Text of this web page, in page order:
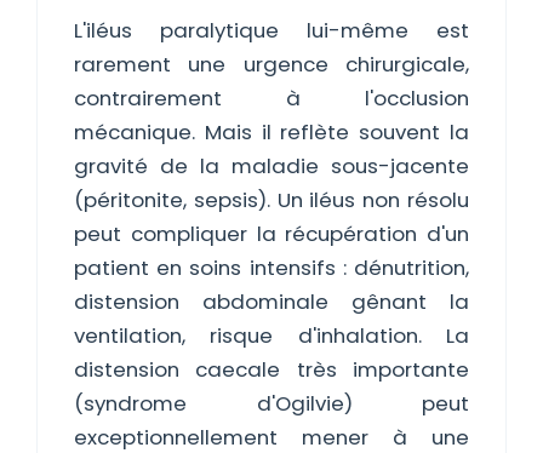
L'iléus paralytique lui-même est
rarement une urgence chirurgicale,
contrairement à l'occlusion
mécanique. Mais il reflète souvent la
gravité de la maladie sous-jacente
(péritonite, sepsis). Un iléus non résolu
peut compliquer la récupération d'un
patient en soins intensifs : dénutrition,
distension abdominale gênant la
ventilation, risque d'inhalation. La
distension caecale très importante
(syndrome d'Ogilvie) peut
exceptionnellement mener à une